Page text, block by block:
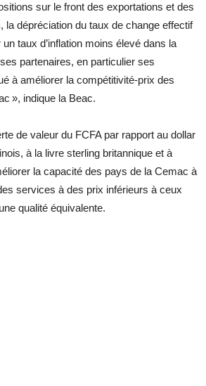
sur le front des exportations et des
la dépréciation du taux de change effectif
taux d’inflation moins élevé dans la
partenaires, en particulier ses
à améliorer la compétitivité-prix des
», indique la Beac.
de valeur du FCFA par rapport au dollar
à la livre sterling britannique et à
la capacité des pays de la Cemac à
services à des prix inférieurs à ceux
qualité équivalente.